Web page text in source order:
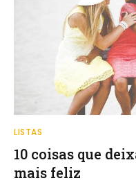
LISTAS
10 coisas que
mais feliz